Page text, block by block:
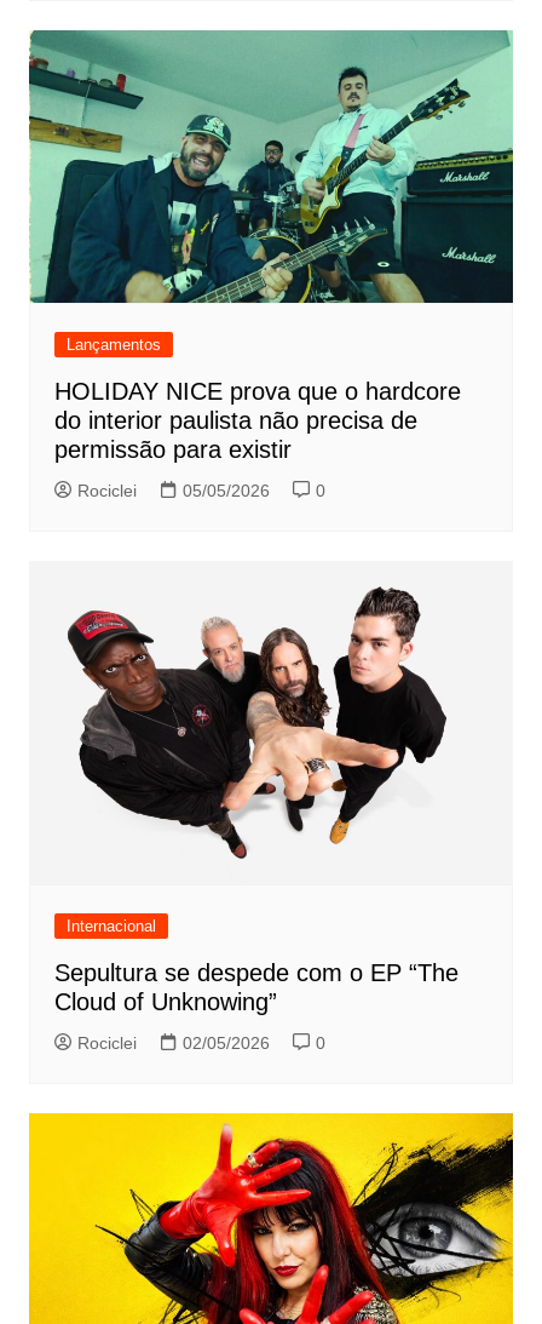
Lançamentos
HOLIDAY NICE prova que o hardcore
do interior paulista não precisa de
permissão para existir
Rociclei 05/05/2026 0
Internacional
Sepultura se despede com o EP “The
Cloud of Unknowing”
Rociclei 02/05/2026 0